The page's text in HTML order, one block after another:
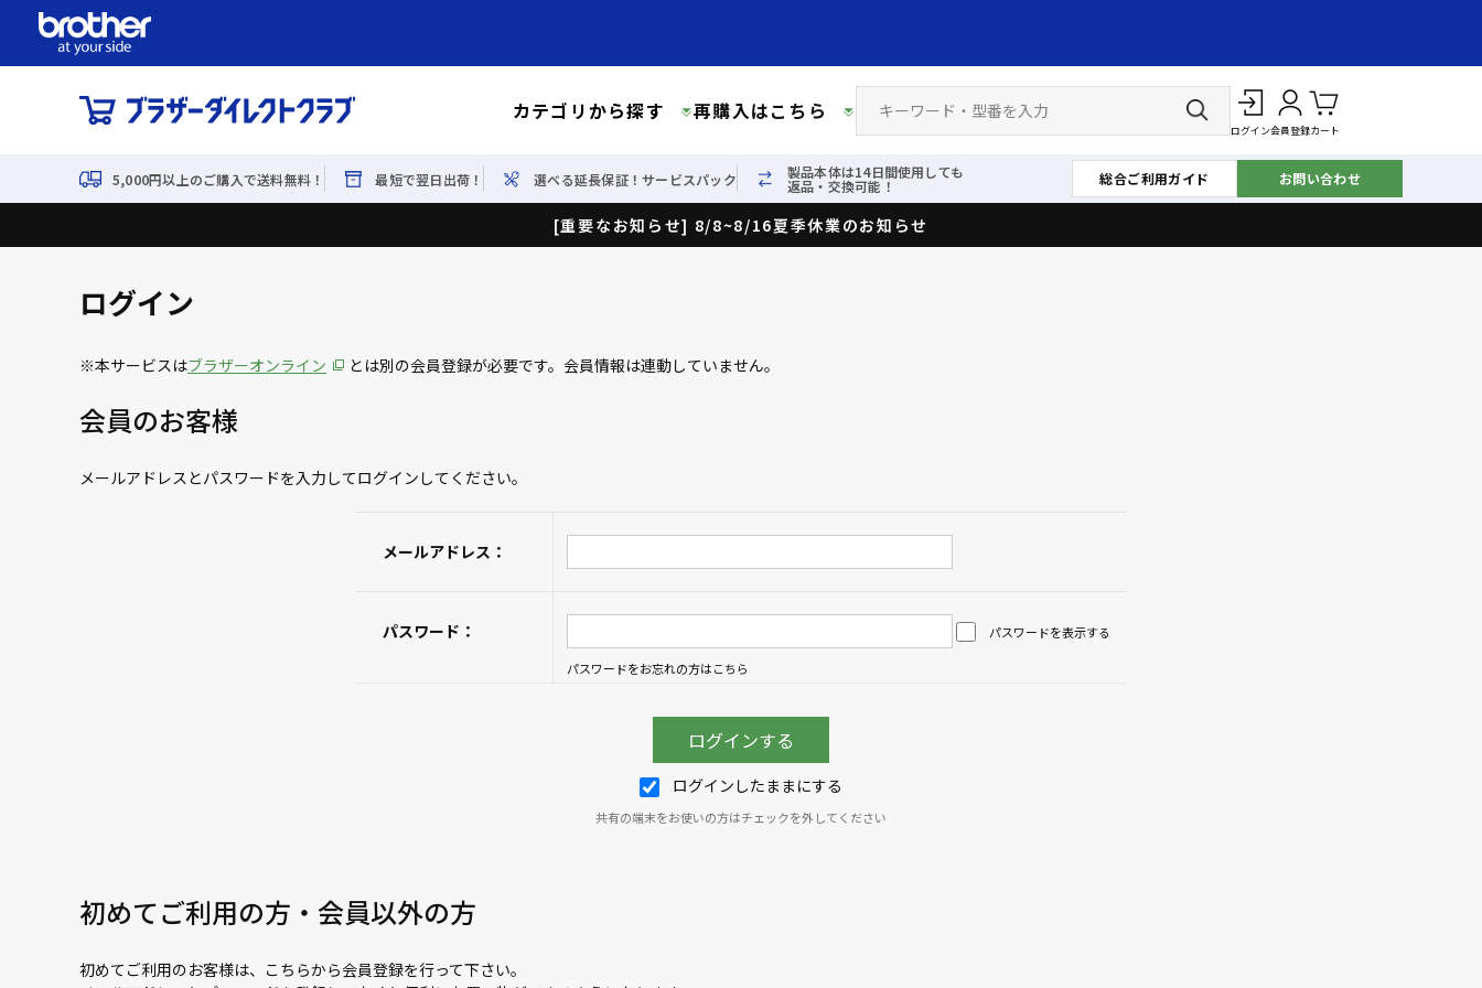
カテゴリから探す 再購入はこちら
ログイン会員登録カート
5,000円以上のご購入で送料無料！ 最短で翌日出荷！ 選べる延長保証！サービスパック 製品本体は14日間使用しても
返品・交換可能！ 総合ご利用ガイド お問い合わせ
[重要なお知らせ] 8/8~8/16夏季休業のお知らせ
ログイン
※本サービスはブラザーオンライン とは別の会員登録が必要です。会員情報は連動していません。
会員のお客様
メールアドレスとパスワードを入力してログインしてください。
メールアドレス：
パスワード： パスワードを表示する
パスワードをお忘れの方はこちら
ログインしたままにする
共有の端末をお使いの方はチェックを外してください
初めてご利用の方・会員以外の方
初めてご利用のお客様は、こちらから会員登録を行って下さい。